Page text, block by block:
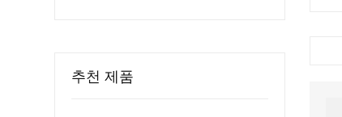
추천 제품